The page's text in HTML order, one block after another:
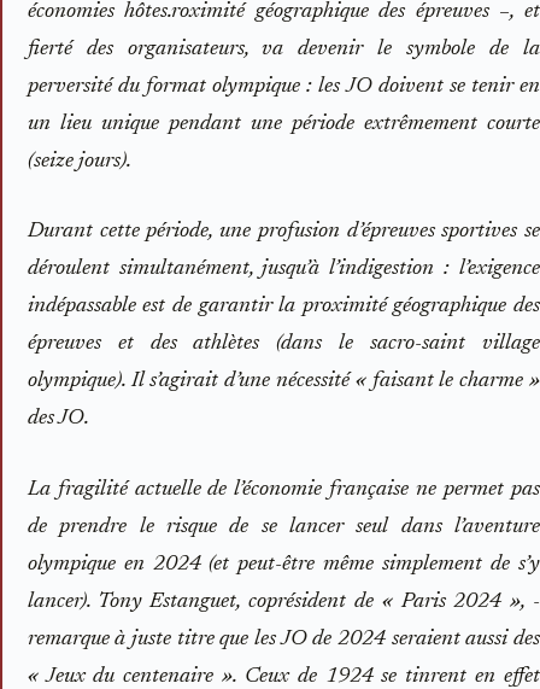
économies hôtes.roximité géographique des épreuves –, et
fierté des organisateurs, va devenir le symbole de la
perversité du format olympique : les JO doivent se tenir en
un lieu unique pendant une période extrêmement courte
(seize jours).
Durant cette période, une profusion d’épreuves sportives se
déroulent simultanément, jusqu’à l’indigestion : l’exigence
indépassable est de garantir la proximité géographique des
épreuves et des athlètes (dans le sacro-saint village
olympique). Il s’agirait d’une nécessité « faisant le charme »
des JO.
La fragilité actuelle de l’économie française ne permet pas
de prendre le risque de se lancer seul dans l’aventure
olympique en 2024 (et peut-être même simplement de s’y
lancer). Tony Estanguet, coprésident de « Paris 2024 », ­
remarque à juste titre que les JO de 2024 seraient aussi des
« Jeux du centenaire ». Ceux de 1924 se tinrent en effet